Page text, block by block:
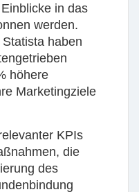
in das
werden.
haben
höhere
Marketingziele
KPIs
die
des